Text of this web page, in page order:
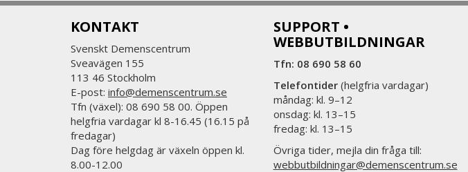
KONTAKT
Svenskt Demenscentrum
Sveavägen 155
113 46 Stockholm
E-post: info@demenscentrum.se
Tfn (växel): 08 690 58 00. Öppen
helgfria vardagar kl 8-16.45 (16.15 på
fredagar)
Dag före helgdag är växeln öppen kl.
8.00-12.00
SUPPORT •
WEBBUTBILDNINGAR
Tfn: 08 690 58 60
Telefontider(helgfria vardagar)
måndag: kl. 9–12
onsdag: kl. 13–15
fredag: kl. 13–15
Övriga tider, mejla din fråga till:
webbutbildningar@demenscentrum.se